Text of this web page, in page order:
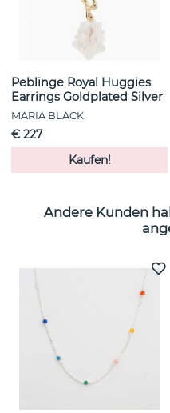
Peblinge Royal Huggies
Earrings Goldplated Silver
MARIA BLACK
€ 227
Kaufen!
Andere Kunden